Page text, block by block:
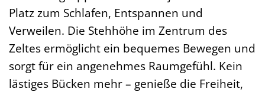
Platz zum Schlafen, Entspannen und
Verweilen. Die Stehhöhe im Zentrum des
Zeltes ermöglicht ein bequemes Bewegen und
sorgt für ein angenehmes Raumgefühl. Kein
lästiges Bücken mehr – genieße die Freiheit,